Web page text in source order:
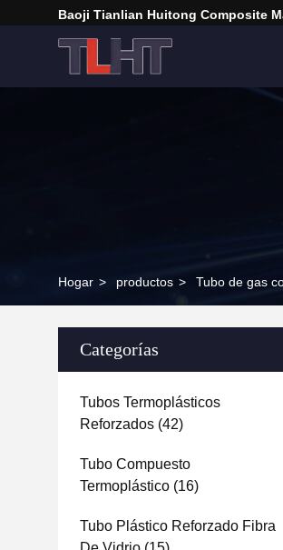
Baoji Tianlian Huitong Composite
Hogar > productos > Tubo de gas
Categorías
Tubos Termoplásticos
Reforzados (42)
Tubo Compuesto
Termoplástico (16)
Tubo Plástico Reforzado Fibra